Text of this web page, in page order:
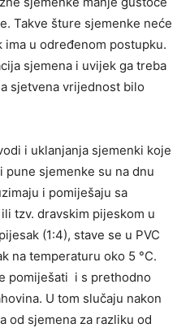
Takve šture sjemenke neće
u određenom postupku.
sjemena i uvijek ga treba
sjetvena vrijednost bilo
i uklanjanja sjemenki koje
sjemenke su na dnu
i pomiješaju sa
tzv. dravskim pijeskom u
(1:4), stave se u PVC
na temperaturu oko 5 °C.
pomiješati i s prethodno
U tom slučaju nakon
od sjemena za razliku od